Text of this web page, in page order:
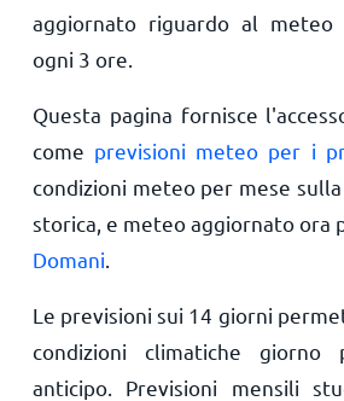
aggiornato riguardo al
ogni 3 ore.
Questa pagina fornisce
come previsioni meteo per i
condizioni meteo per mese
storica, e meteo aggiornato ora
Domani
Le previsioni sui 14 giorni
condizioni climatiche giorno
anticipo. Previsioni mensili